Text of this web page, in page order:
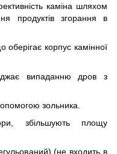
каміна шляхом
продуктів згорання в
корпус камінної
випаданню дров з
зольника.
збільшують площу
(не входить в